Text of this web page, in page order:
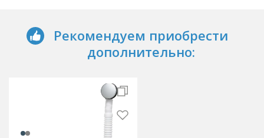
Рекомендуем приобрести
дополнительно: